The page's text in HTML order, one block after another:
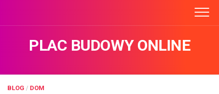
content
PLAC BUDOWY ONLINE
BLOG / DOM